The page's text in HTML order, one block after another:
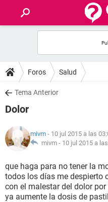
FOROS
SALUD
NUTRICIÓN
BIENESTAR
SEXUALIDAD
Foros Salud
Tema Anterior
Dolor
mivm - 10 jul 2015 a las
mivm - 10 jul 2015 a
que haga para no tener la
todos los días me despierto
con el malestar del dolor
ya aumente la dosis de